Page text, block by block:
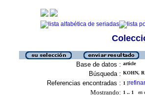
Base de datos : article
Búsqueda : KOHN,
Referencias encontradas : 1 [refinar
Mostrando: 1 .. 1 en